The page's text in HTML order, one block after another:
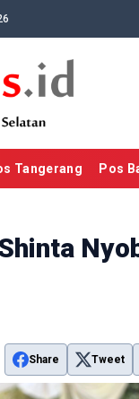
Tangerang Pos
Share Tweet